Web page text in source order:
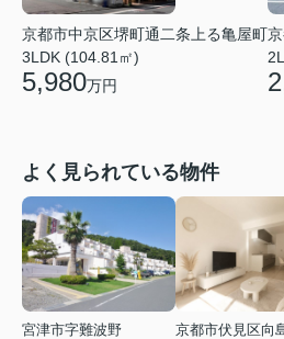
京都市中京区堺町通二条上る亀屋町
3LDK (104.81㎡)
5,980万円
よく見られている物件
宮津市字難波野